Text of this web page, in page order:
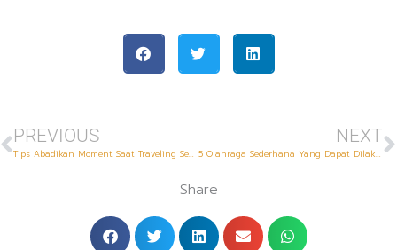
PREVIOUS
Tips Abadikan Moment Saat Traveling Sendirian
NEXT
5 Olahraga Sederhana Yang Dapat Dilakukan Di Rumah
Share